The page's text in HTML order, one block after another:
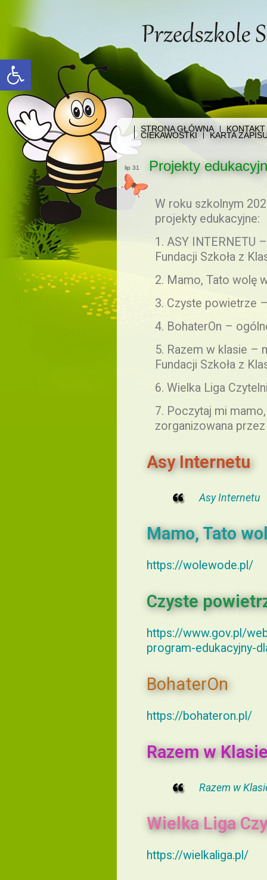
Open toolbar
STRONA GŁÓWNA
CIEKAWOSTKI KARTA
lip 31 Projekty
W roku szkolnym
projekty edukacyjne:
1. ASY INTERNETU
Fundacji Szkoła z
2. Mamo, Tato wolę
3. Czyste powietrze
4. BohaterOn –
5. Razem w klasie –
Fundacji Szkoła z
6. Wielka Liga
7. Poczytaj mi
zorganizowana
Asy Internetu
Asy Internetu
Mamo, Tato
https://wolewode.pl/
Czyste
https://www.gov.pl/
program-edukacyjny-
BohaterOn
https://bohateron.pl/
Razem w
Razem w
Wielka Liga
https://wielkaliga.pl/